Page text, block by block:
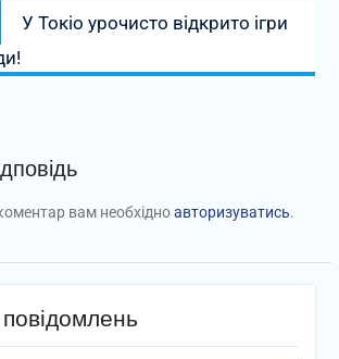
Наступний
запис:
У Токіо урочисто відкрито ігри
вам необхідноавторизуватись.